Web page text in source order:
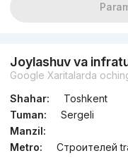
Joylashuv va
Google Xaritalarda
Shahar:
Toshkent
Tuman:
Sergeli
Manzil:
Metro:
Строителей